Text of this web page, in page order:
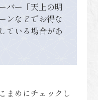
バー「天上の明
ンなどでお得な
ている場合があ
まめにチェックし